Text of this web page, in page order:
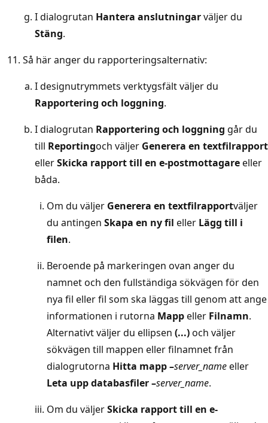
I dialogrutan Hantera anslutningarväljer du
Stäng.
Så här anger du rapporteringsalternativ:
I designutrymmets verktygsfält väljer du
Rapportering och loggning.
I dialogrutan Rapportering och loggning går du
till Reportingoch väljer Generera en textfilrapport
ellerSkicka rapport till en e-postmottagareeller
båda.
Om du väljer Generera en textfilrapportväljer
du antingen Skapa en ny fil eller Lägg till i
filen.
Beroende på markeringen ovan anger du
namnet och den fullständiga sökvägen för den
nya fil eller fil som ska läggas till genom att ange
informationen i rutorna Mappeller Filnamn.
Alternativt väljer du ellipsen (...)och väljer
sökvägen till mappen eller filnamnet från
dialogrutorna Hitta mapp –server_nameeller
Leta upp databasfiler –server_name.
Om du väljerSkicka rapport till en e-